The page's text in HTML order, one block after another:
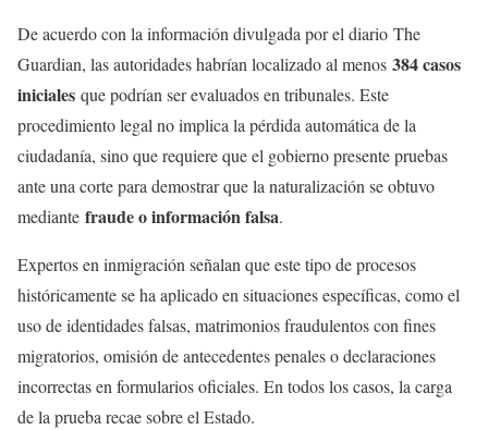
De acuerdo con la información divulgada por el diario The
Guardian, las autoridades habrían localizado al menos 384 casos
iniciales que podrían ser evaluados en tribunales. Este
procedimiento legal no implica la pérdida automática de la
ciudadanía, sino que requiere que el gobierno presente pruebas
ante una corte para demostrar que la naturalización se obtuvo
mediante fraude o información falsa.
Expertos en inmigración señalan que este tipo de procesos
históricamente se ha aplicado en situaciones específicas, como el
uso de identidades falsas, matrimonios fraudulentos con fines
migratorios, omisión de antecedentes penales o declaraciones
incorrectas en formularios oficiales. En todos los casos, la carga
de la prueba recae sobre el Estado.